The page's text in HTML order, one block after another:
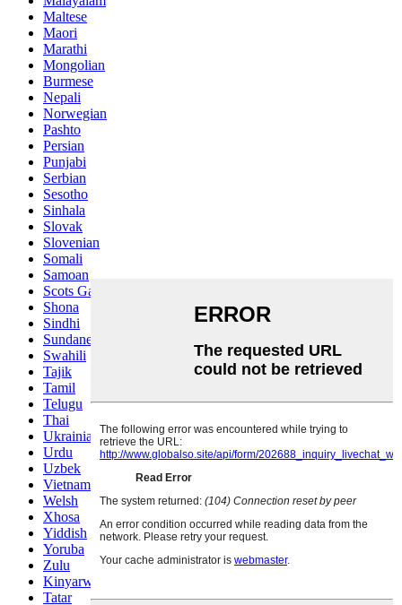
Maltese
Maori
Marathi
Mongolian
Burmese
Nepali
Norwegian
Pashto
Persian
Punjabi
Serbian
Sesotho
Sinhala
Slovak
Slovenian
Somali
Samoan
Scots Gaelic
Shona
Sindhi
Sundanese
Swahili
Tajik
Tamil
Telugu
Thai
Ukrainian
Urdu
Uzbek
Vietnamese
Welsh
Xhosa
Yiddish
Yoruba
Zulu
Kinyarwanda
Tatar